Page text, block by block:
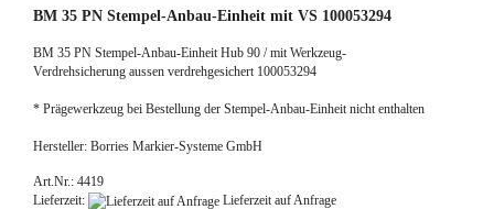
BM 35 PN Stempel-Anbau-Einheit mit VS 100053294
BM 35 PN Stempel-Anbau-Einheit Hub 90 / mit Werkzeug-
Verdrehsicherung aussen verdrehgesichert 100053294
* Prägewerkzeug bei Bestellung der Stempel-Anbau-Einheit nicht enthalten
Hersteller: Borries Markier-Systeme GmbH
Art.Nr.: 4419
Lieferzeit:
Lieferzeit auf Anfrage